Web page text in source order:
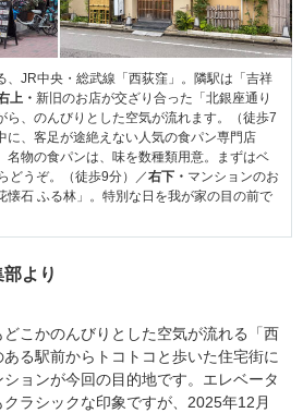
、JR中央・総武線「西荻窪」。隣駅は「吉祥
上・ 新旧のお店が交ざり合った「北銀座通り
ら、のんびりとした空気が流れます。（徒歩7
に、客足が途絶えない人気の食パン専門店
名物の食パンは、味を数種類用意。まずはベ
どうぞ。（徒歩9分）／右下・ マンションのお
懐石 ふる林」。特別な日を我が家の目の前で
より
こかのんびりとした空気が流れる「西
る駅前からトコトコと歩いた住宅街に
ョンが今回の目的地です。エレベータ
ラシックな印象ですが、2025年12月